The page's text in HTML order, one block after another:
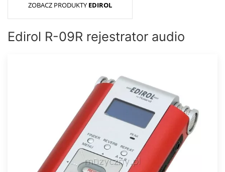
ZOBACZ PRODUKTY EDIROL
Edirol R-09R rejestrator audio